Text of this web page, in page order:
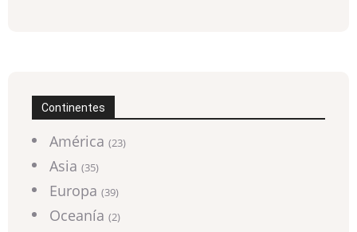
Continentes
América (23)
Asia (35)
Europa (39)
Oceanía (2)